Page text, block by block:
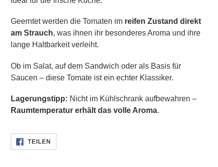
Geerntet werden die Tomaten im reifen Zustand direkt
am Strauch, was ihnen ihr besonderes Aroma und ihre
lange Haltbarkeit verleiht.
Ob im Salat, auf dem Sandwich oder als Basis für
Saucen – diese Tomate ist ein echter Klassiker.
Lagerungstipp: Nicht im Kühlschrank aufbewahren –
Raumtemperatur erhält das volle Aroma.
TEILEN
TEILEN